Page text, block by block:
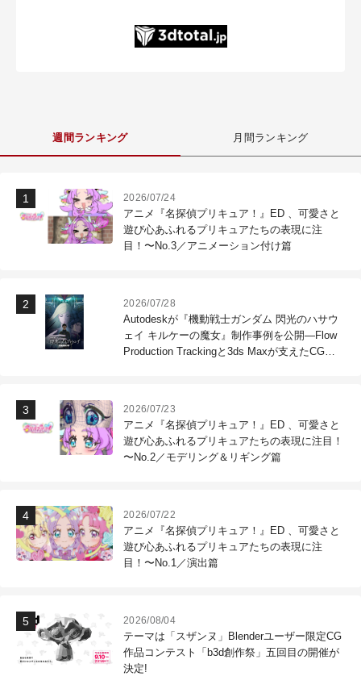
週間ランキング 月間ランキング
2026/07/24
アニメ『名探偵プリキュア！』ED 、可愛さと
遊び心あふれるプリキュアたちの表現に注
目！〜No.3／アニメーション付け篇
2026/07/28
Autodeskが『機動戦士ガンダム 閃光のハサウ
ェイ キルケーの魔女』制作事例を公開―Flow
Production Trackingと3ds Maxが支えたCG制
2026/07/23
アニメ『名探偵プリキュア！』ED 、可愛さと
遊び心あふれるプリキュアたちの表現に注目！
〜No.2／モデリング＆リギング篇
2026/07/22
アニメ『名探偵プリキュア！』ED 、可愛さと
遊び心あふれるプリキュアたちの表現に注
目！〜No.1／演出篇
2026/08/04
テーマは「スザンヌ」Blenderユーザー限定CG
作品コンテスト「b3d創作祭」五回目の開催が
決定!